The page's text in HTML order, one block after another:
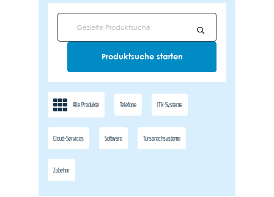
Alle Produkte Telefone ITK-Systeme
Cloud-Services Software Türsprechsysteme
Zubehör